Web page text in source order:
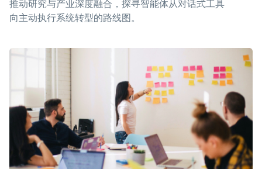
推动研究与产业深度融合，探寻智能体从对话式工具
向主动执行系统转型的路线图。